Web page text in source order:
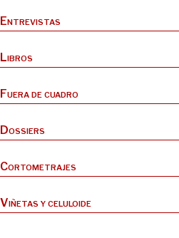
Entrevistas
Libros
Fuera de cuadro
Dossiers
Cortometrajes
Viñetas y celuloide